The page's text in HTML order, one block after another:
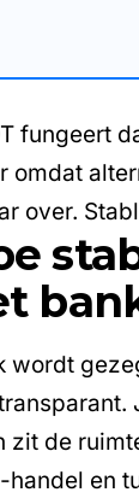
fungeert
omdat
over.
wordt
zit de
handel en